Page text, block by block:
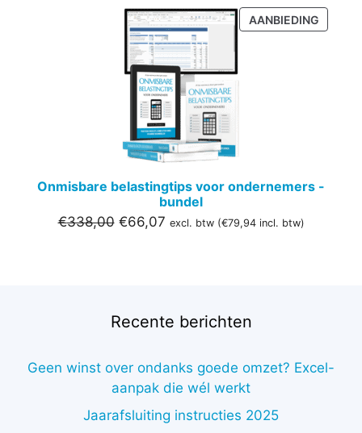
AANBIEDING
IN
Onmisbare belastingtips voor ondernemers -
bundel
€338,00 Oorspronkelijke
€66,07Huidige
excl. btw (€79,94incl. btw)
Recente berichten
Geen winst over ondanks goede omzet? Excel-
aanpak die wél werkt
Jaarafsluiting instructies 2025